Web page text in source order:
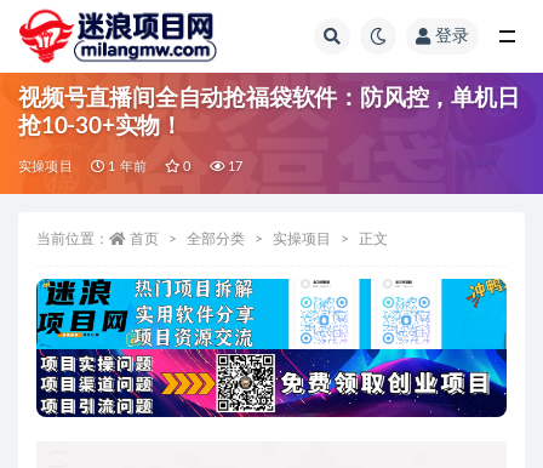
登录
视频号直播间全自动抢福袋软件：防风控，单机日
抢10-30+实物！
实操项目 1 年前 0 17
当前位置： 首页 全部分类 实操项目 正文
全部